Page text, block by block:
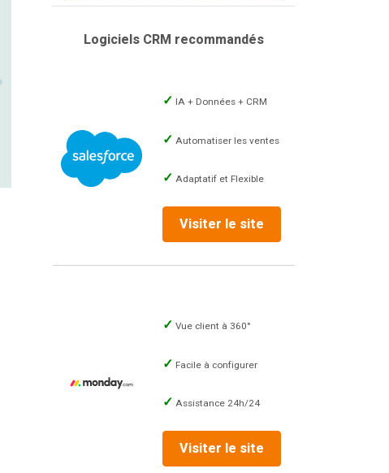
Logiciels CRM recommandés
IA + Données + CRM
Automatiser les ventes
Adaptatif et Flexible
Visiter le site
Vue client à 360°
Facile à configurer
Assistance 24h/24
Visiter le site